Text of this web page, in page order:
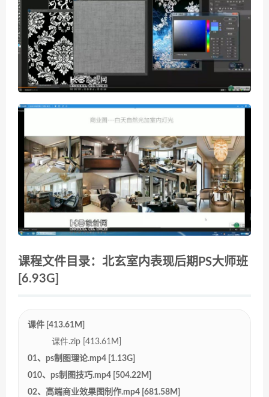
课程文件目录：北玄室内表现后期PS大师班
[6.93G]
课件 [413.61M]
课件.zip [413.61M]
01、ps制图理论.mp4 [1.13G]
010、ps制图技巧.mp4 [504.22M]
02、高端商业效果图制作.mp4 [681.58M]